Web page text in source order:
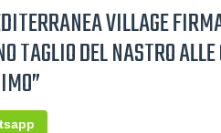
VILLAGE
TAGLIO DEL NASTRO